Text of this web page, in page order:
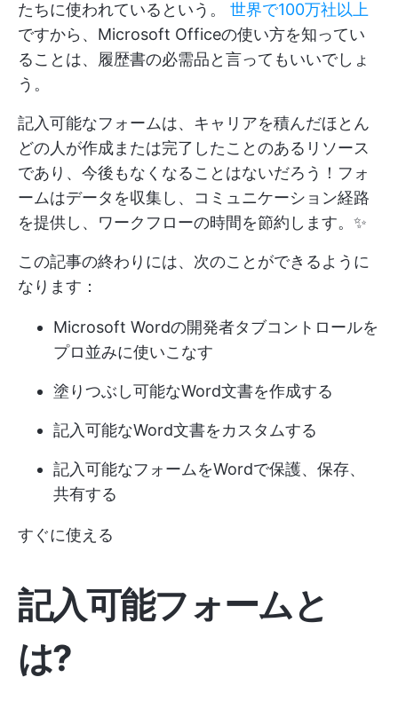
たちに使われているという。 世界で100万社以上
ですから、Microsoft Officeの使い方を知ってい
ることは、履歴書の必需品と言ってもいいでしょ
う。
記入可能なフォームは、キャリアを積んだほとん
どの人が作成または完了したことのあるリソース
であり、今後もなくなることはないだろう！フォ
ームはデータを収集し、コミュニケーション経路
を提供し、ワークフローの時間を節約します。✨
この記事の終わりには、次のことができるように
なります：
Microsoft Wordの開発者タブコントロールを
プロ並みに使いこなす
塗りつぶし可能なWord文書を作成する
記入可能なWord文書をカスタムする
記入可能なフォームをWordで保護、保存、
共有する
すぐに使える
記入可能フォームと
は?